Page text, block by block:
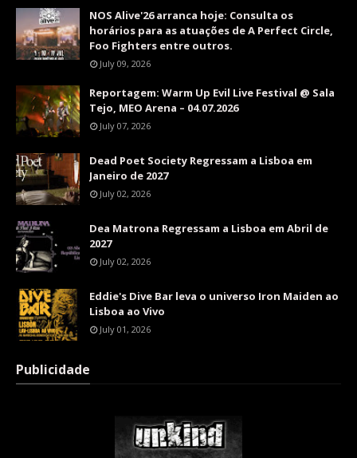
NOS Alive'26 arranca hoje: Consulta os
horários para as atuações de A Perfect Circle,
Foo Fighters entre outros.
July 09, 2026
Reportagem: Warm Up Evil Live Festival @ Sala
Tejo, MEO Arena – 04.07.2026
July 07, 2026
Dead Poet Society Regressam a Lisboa em
Janeiro de 2027
July 02, 2026
Dea Matrona Regressam a Lisboa em Abril de
2027
July 02, 2026
Eddie's Dive Bar leva o universo Iron Maiden ao
Lisboa ao Vivo
July 01, 2026
Publicidade